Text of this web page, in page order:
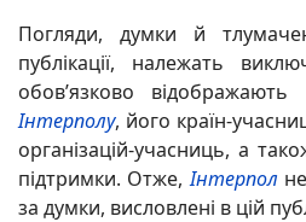
Погляди, думки й
публікації, належать
обов’язково
Інтерполу, його країн-
організацій-учасниць, а
підтримки. Отже,Інтерпол
за думки, висловлені в цій